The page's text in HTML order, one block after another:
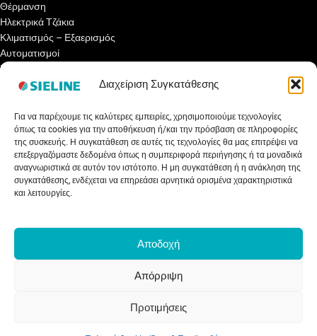
Διαχείριση Συγκατάθεσης
Για να παρέχουμε τις καλύτερες εμπειρίες, χρησιμοποιούμε τεχνολογίες
όπως τα cookies για την αποθήκευση ή/και την πρόσβαση σε πληροφορίες
της συσκευής. Η συγκατάθεση σε αυτές τις τεχνολογίες θα μας επιτρέψει να
επεξεργαζόμαστε δεδομένα όπως η συμπεριφορά περιήγησης ή τα μοναδικά
αναγνωριστικά σε αυτόν τον ιστότοπο. Η μη συγκατάθεση ή η ανάκληση της
συγκατάθεσης, ενδέχεται να επηρεάσει αρνητικά ορισμένα χαρακτηριστικά
και λειτουργίες.
Αποδοχή
Απόρριψη
Προτιμήσεις
Θέρμανση
Ηλεκτρικά Τζάκια
Κλιματισμός – Εξαερισμός
Αυτοματισμοί
Ηλιακά Αερόθερμα
Ενημερωτικά Άρθρα
Γνωρίζετε ότι…
Συνεντεύξεις
Εκθέσεις
Net Metering